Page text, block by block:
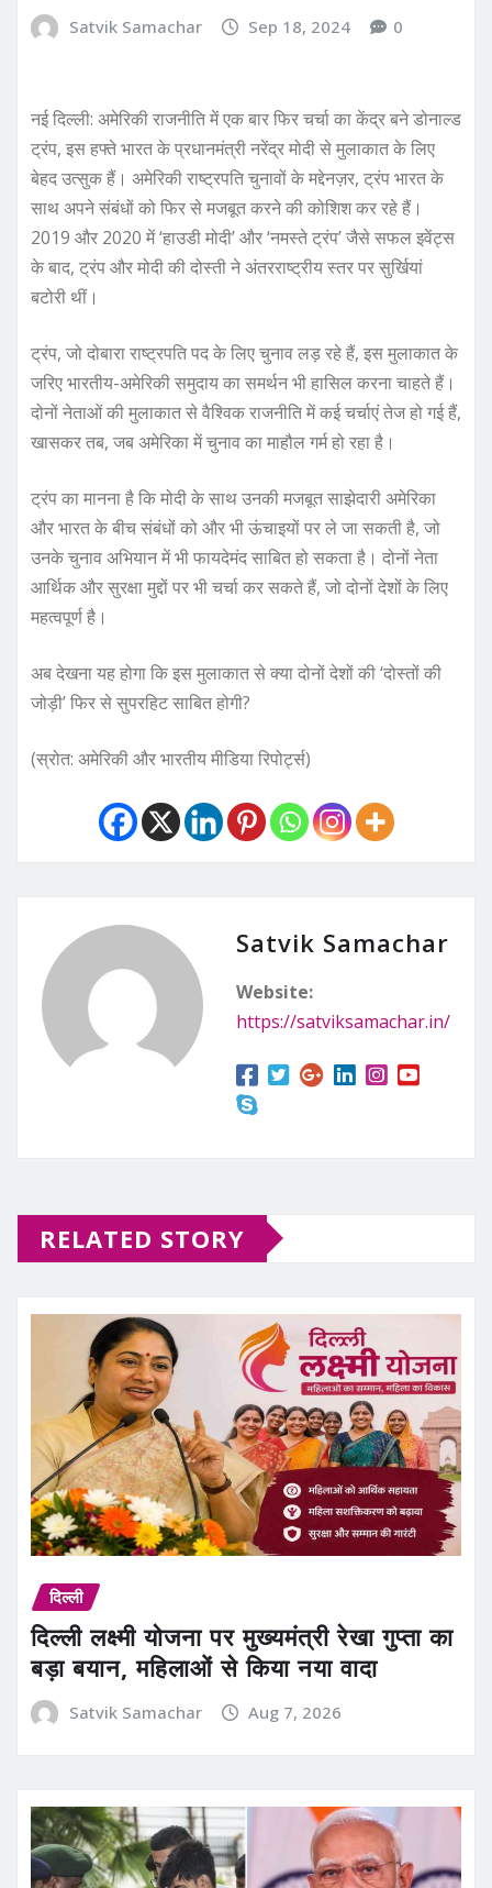
Satvik Samachar Sep 18, 2024 0
नई दिल्ली: अमेरिकी राजनीति में एक बार फिर चर्चा का केंद्र बने डोनाल्ड
ट्रंप, इस हफ्ते भारत के प्रधानमंत्री नरेंद्र मोदी से मुलाकात के लिए
बेहद उत्सुक हैं। अमेरिकी राष्ट्रपति चुनावों के मद्देनज़र, ट्रंप भारत के
साथ अपने संबंधों को फिर से मजबूत करने की कोशिश कर रहे हैं।
2019 और 2020 में ‘हाउडी मोदी’ और ‘नमस्ते ट्रंप’ जैसे सफल इवेंट्स
के बाद, ट्रंप और मोदी की दोस्ती ने अंतरराष्ट्रीय स्तर पर सुर्खियां
बटोरी थीं।
ट्रंप, जो दोबारा राष्ट्रपति पद के लिए चुनाव लड़ रहे हैं, इस मुलाकात के
जरिए भारतीय-अमेरिकी समुदाय का समर्थन भी हासिल करना चाहते हैं।
दोनों नेताओं की मुलाकात से वैश्विक राजनीति में कई चर्चाएं तेज हो गई हैं,
खासकर तब, जब अमेरिका में चुनाव का माहौल गर्म हो रहा है।
ट्रंप का मानना है कि मोदी के साथ उनकी मजबूत साझेदारी अमेरिका
और भारत के बीच संबंधों को और भी ऊंचाइयों पर ले जा सकती है, जो
उनके चुनाव अभियान में भी फायदेमंद साबित हो सकता है। दोनों नेता
आर्थिक और सुरक्षा मुद्दों पर भी चर्चा कर सकते हैं, जो दोनों देशों के लिए
महत्वपूर्ण है।
अब देखना यह होगा कि इस मुलाकात से क्या दोनों देशों की ‘दोस्तों की
जोड़ी’ फिर से सुपरहिट साबित होगी?
(स्रोत: अमेरिकी और भारतीय मीडिया रिपोर्ट्स)
Satvik Samachar
Website:
https://satviksamachar.in/
RELATED STORY
दिल्ली
दिल्ली लक्ष्मी योजना पर मुख्यमंत्री रेखा गुप्ता का
बड़ा बयान, महिलाओं से किया नया वादा
Satvik Samachar Aug 7, 2026